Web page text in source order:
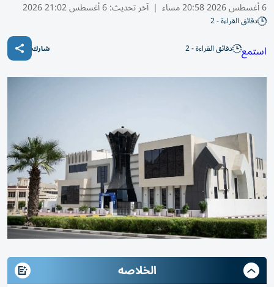
6 أغسطس 2026 20:58 مساء | آخر تحديث:6 أغسطس 21:02 2026
دقائق القراءة - 2
استمع دقائق القراءة - 2 شارك
الخلاصه